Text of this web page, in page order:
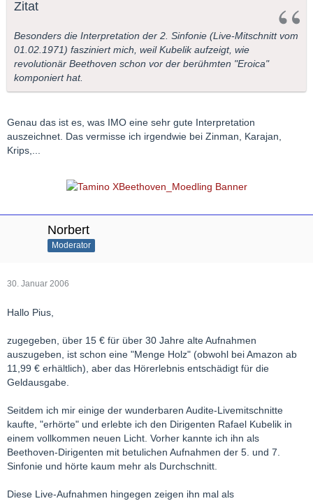
Zitat
Besonders die Interpretation der 2. Sinfonie (Live-Mitschnitt vom
01.02.1971) fasziniert mich, weil Kubelik aufzeigt, wie
revolutionär Beethoven schon vor der berühmten "Eroica"
komponiert hat.
Genau das ist es, was IMO eine sehr gute Interpretation
auszeichnet. Das vermisse ich irgendwie bei Zinman, Karajan,
Krips,...
Norbert
Moderator
30. Januar 2006
Hallo Pius,
zugegeben, über 15 € für über 30 Jahre alte Aufnahmen
auszugeben, ist schon eine "Menge Holz" (obwohl bei Amazon ab
11,99 € erhältlich), aber das Hörerlebnis entschädigt für die
Geldausgabe.
Seitdem ich mir einige der wunderbaren Audite-Livemitschnitte
kaufte, "erhörte" und erlebte ich den Dirigenten Rafael Kubelik in
einem vollkommen neuen Licht. Vorher kannte ich ihn als
Beethoven-Dirigenten mit betulichen Aufnahmen der 5. und 7.
Sinfonie und hörte kaum mehr als Durchschnitt.
Diese Live-Aufnahmen hingegen zeigen ihn mal als